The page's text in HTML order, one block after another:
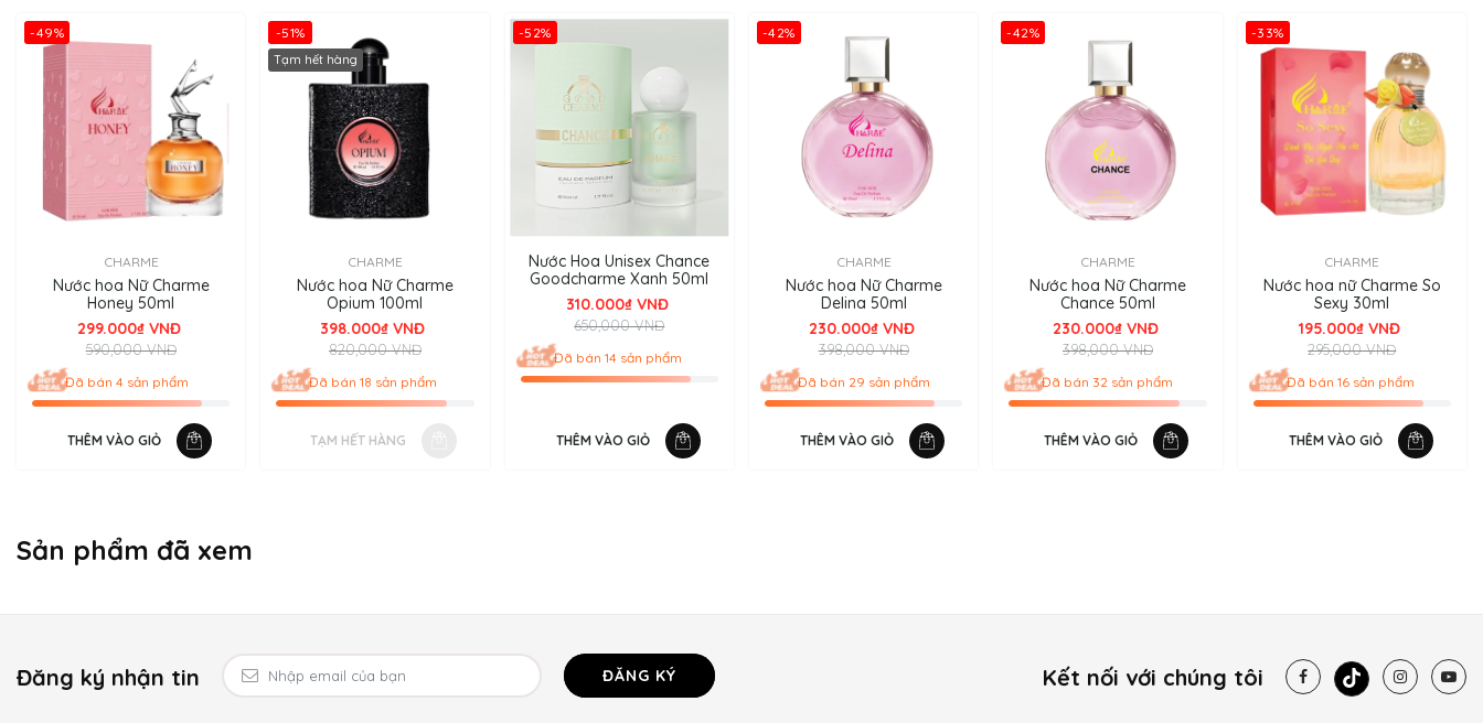
Charme Pink Girl 75ml
là một lời mời gọi hãy buông bỏ và tận dụng những khoảnh khắc mà thời gian đứng yên - một sự phá cách đầy mê hoặc thông qua vô số hương hoa tươi.
-49%
CHARME
Nước hoa Nữ Charme
Honey 50ml
299.000₫ VNĐ
590,000 VNĐ
Đã bán 4 sản phẩm
THÊM VÀO GIỎ
-51%
Tạm hết hàng
CHARME
Nước hoa Nữ Charme
Opium 100ml
398.000₫ VNĐ
820,000 VNĐ
Đã bán 18 sản phẩm
TẠM HẾT HÀNG
-52%
Nước Hoa Unisex Chance
Goodcharme Xanh 50ml
310.000₫ VNĐ
650,000 VNĐ
Đã bán 14 sản phẩm
THÊM VÀO GIỎ
-42%
CHARME
Nước hoa Nữ Charme
Delina 50ml
230.000₫ VNĐ
398,000 VNĐ
Đã bán 29 sản phẩm
THÊM VÀO GIỎ
-42%
CHARME
Nước hoa Nữ Charme
Chance 50ml
230.000₫ VNĐ
398,000 VNĐ
Đã bán 32 sản phẩm
THÊM VÀO GIỎ
-33%
CHARME
Nước hoa nữ Charme So
Sexy 30ml
195.000₫ VNĐ
295,000 VNĐ
Đã bán 16 sản phẩm
THÊM VÀO GIỎ
Sản phẩm đã xem
Đăng ký nhận tin ĐĂNG KÝ Kết nối với chúng tôi